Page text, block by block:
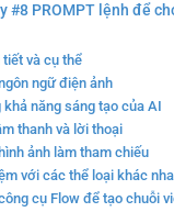
#8 PROMPT lệnh để
và cụ thể
ngữ điện ảnh
khả năng sáng tạo của AI
thanh và lời thoại
ảnh làm tham chiếu
với các thể loại khác
cụ Flow để tạo chuỗi